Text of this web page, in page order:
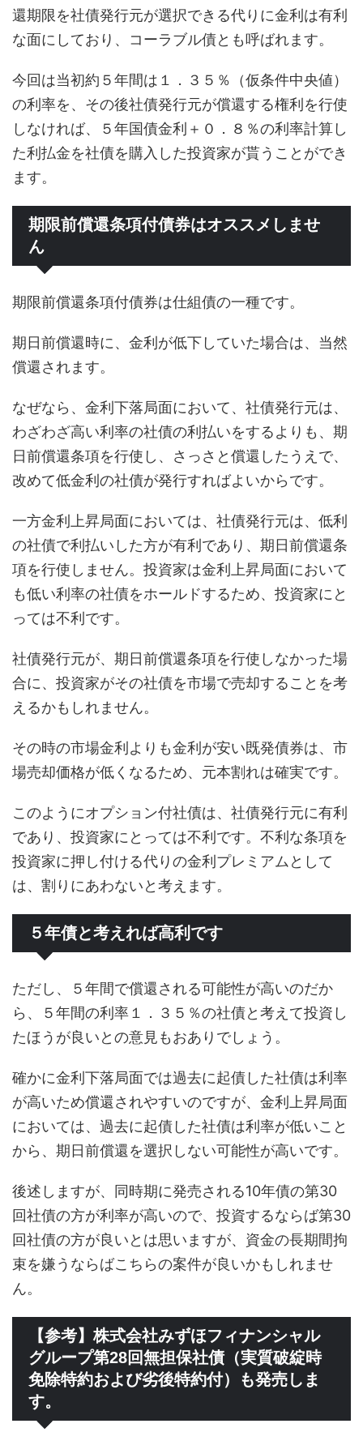
還期限を社債発行元が選択できる代りに金利は有利
な面にしており、コーラブル債とも呼ばれます。
今回は当初約５年間は１．３５％（仮条件中央値）
の利率を、その後社債発行元が償還する権利を行使
しなければ、５年国債金利＋０．８％の利率計算し
た利払金を社債を購入した投資家が貰うことができ
ます。
期限前償還条項付債券はオススメしませ
ん
期限前償還条項付債券は仕組債の一種です。
期日前償還時に、金利が低下していた場合は、当然
償還されます。
なぜなら、金利下落局面において、社債発行元は、
わざわざ高い利率の社債の利払いをするよりも、期
日前償還条項を行使し、さっさと償還したうえで、
改めて低金利の社債が発行すればよいからです。
一方金利上昇局面においては、社債発行元は、低利
の社債で利払いした方が有利であり、期日前償還条
項を行使しません。投資家は金利上昇局面において
も低い利率の社債をホールドするため、投資家にと
っては不利です。
社債発行元が、期日前償還条項を行使しなかった場
合に、投資家がその社債を市場で売却することを考
えるかもしれません。
その時の市場金利よりも金利が安い既発債券は、市
場売却価格が低くなるため、元本割れは確実です。
このようにオプション付社債は、社債発行元に有利
であり、投資家にとっては不利です。不利な条項を
投資家に押し付ける代りの金利プレミアムとして
は、割りにあわないと考えます。
５年債と考えれば高利です
ただし、５年間で償還される可能性が高いのだか
ら、５年間の利率１．３５％の社債と考えて投資し
たほうが良いとの意見もおありでしょう。
確かに金利下落局面では過去に起債した社債は利率
が高いため償還されやすいのですが、金利上昇局面
においては、過去に起債した社債は利率が低いこと
から、期日前償還を選択しない可能性が高いです。
後述しますが、同時期に発売される10年債の第30
回社債の方が利率が高いので、投資するならば第30
回社債の方が良いとは思いますが、資金の長期間拘
束を嫌うならばこちらの案件が良いかもしれませ
ん。
【参考】株式会社みずほフィナンシャル
グループ第28回無担保社債（実質破綻時
免除特約および劣後特約付）も発売しま
す。